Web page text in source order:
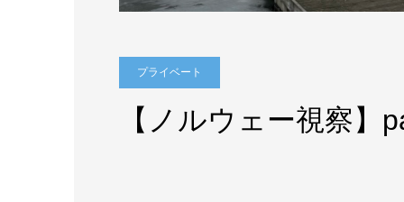
プライベート
【ノルウェー視察】